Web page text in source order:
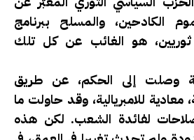
الكادحين، والمسلح ببرنامج
ثوريين، هو الغائب عن كل تلك
وصلت إلى الحكم، عن طريق
معادية للامبريالية، وقد حاولت ما
لفائدة الشعب. لكن هذه